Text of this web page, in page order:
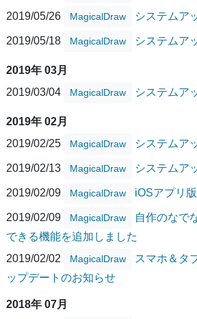
2019/05/26 MagicalDraw システムア
2019/05/18 MagicalDraw システムア
2019年 03月
2019/03/04
MagicalDraw システムア
2019年 02月
2019/02/25
MagicalDraw システムア
2019/02/13 MagicalDraw システムア
2019/02/09 MagicalDraw iOSアプリ
2019/02/09 MagicalDraw
自作のなで
できる機能を追加しました
2019/02/02
MagicalDraw
スマホ＆タ
ップデートのお知らせ
2018年 07月